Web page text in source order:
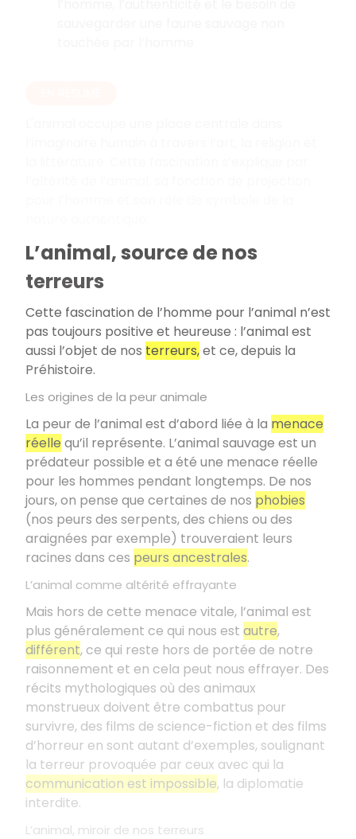
L’animal, source de nos
terreurs
Cette fascination de l’homme pour l’animal n’est
pas toujours positive et heureuse : l’animal est
aussi l’objet de nos terreurs,et ce, depuis la
Préhistoire.
Les origines de la peur animale
La peur de l’animal est d’abord liée à la menace
réelle qu’il représente. L’animal sauvage est un
prédateur possible et a été une menace réelle
pour les hommes pendant longtemps. De nos
jours, on pense que certaines de nos phobies
(nos peurs des serpents, des chiens ou des
araignées par exemple) trouveraient leurs
racines dans ces peurs ancestrales.
L’animal comme altérité effrayante
Mais hors de cette menace vitale, l’animal est
plus généralement ce qui nous est autre,
différent, ce qui reste hors de portée de notre
raisonnement et en cela peut nous effrayer. Des
récits mythologiques où des animaux
monstrueux doivent être combattus pour
survivre, des films de science-fiction et des films
d’horreur en sont autant d’exemples, soulignant
la terreur provoquée par ceux avec qui la
communication est impossible, la diplomatie
interdite.
L’animal, miroir de nos terreurs